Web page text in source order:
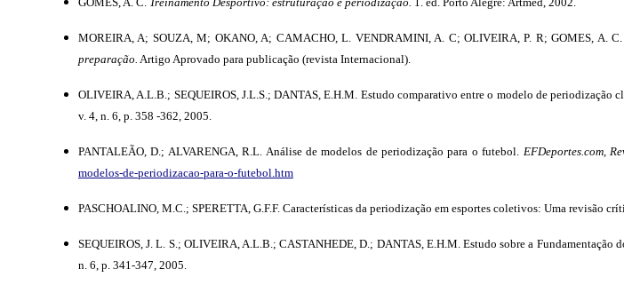
MOREIRA, A; SOUZA, M; OKANO, A; CAMACHO, L. VENDRAMINI, A. C; OLIVEIRA, P. R; GOMES, A. C.
preparação. Artigo Aprovado para publicação (revista Internacional).
OLIVEIRA, A.L.B.; SEQUEIROS, J.L.S.; DANTAS, E.H.M. Estudo comparativo entre o modelo de
v. 4, n. 6, p. 358 -362, 2005.
PANTALEÃO, D.; ALVARENGA, R.L. Análise de modelos de periodização para o futebol. EFDeportes.com,
modelos-de-periodizacao-para-o-futebol.htm
PASCHOALINO, M.C.; SPERETTA, G.F.F. Características da periodização em esportes coletivos: Uma revisão
SEQUEIROS, J. L. S.; OLIVEIRA, A.L.B.; CASTANHEDE, D.; DANTAS, E.H.M. Estudo sobre a
n. 6, p. 341-347, 2005.